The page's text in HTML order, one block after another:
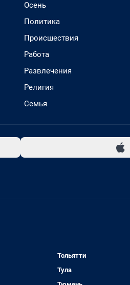
Осень
Политика
Происшествия
Работа
Развлечения
Религия
Семья
Тольятти
Тула